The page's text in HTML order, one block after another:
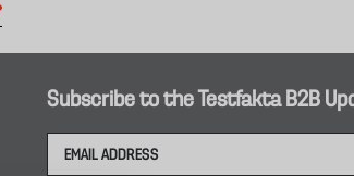
Subscribe to the Testfakta B2B